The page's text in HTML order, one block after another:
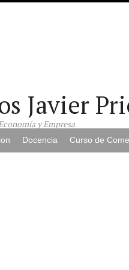
Javier
y Empresa
Docencia Curso de